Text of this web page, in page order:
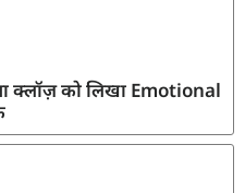
क्लॉज़ को लिखा Emotional